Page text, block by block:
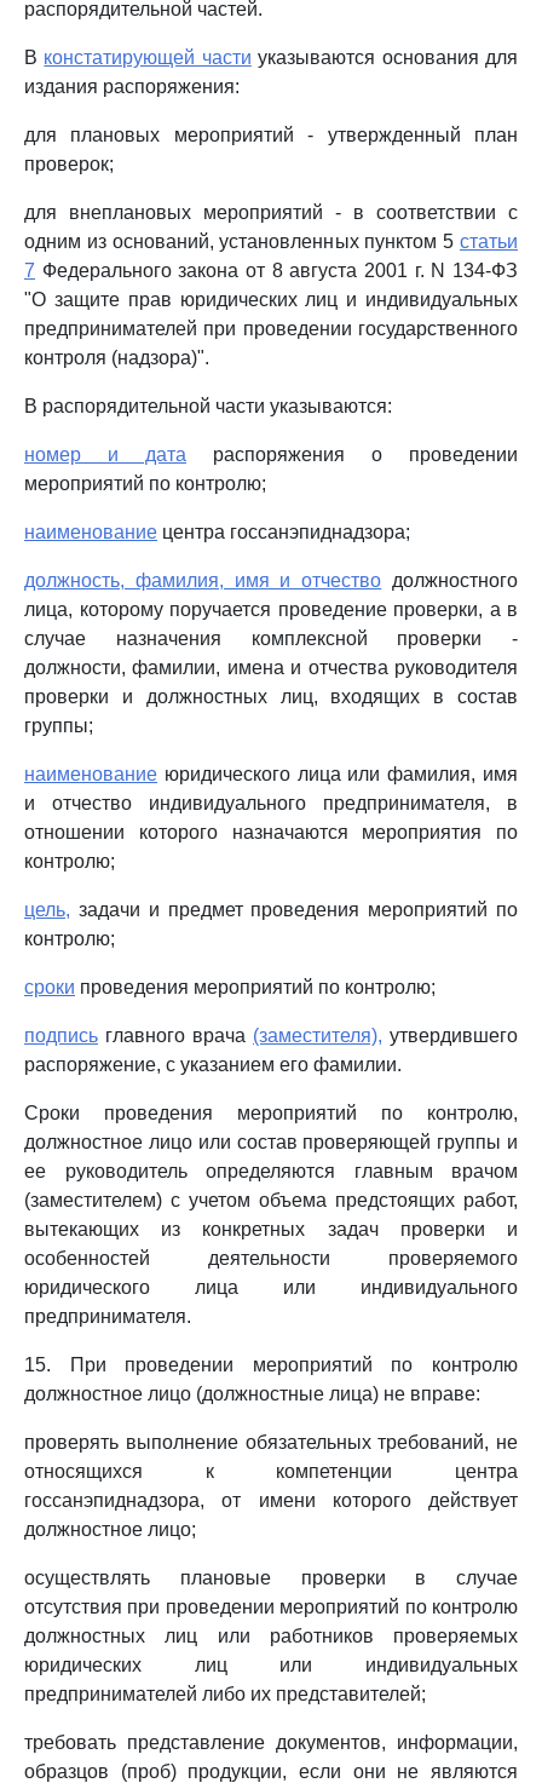
распорядительной частей.
В констатирующей части указываются основания для
издания распоряжения:
для плановых мероприятий - утвержденный план
проверок;
для внеплановых мероприятий - в соответствии с
одним из оснований, установленных пунктом 5 статьи
7 Федерального закона от 8 августа 2001 г. N 134-ФЗ
"О защите прав юридических лиц и индивидуальных
предпринимателей при проведении государственного
контроля (надзора)".
В распорядительной части указываются:
номер и дата распоряжения о проведении
мероприятий по контролю;
наименование центра госсанэпиднадзора;
должность, фамилия, имя и отчество должностного
лица, которому поручается проведение проверки, а в
случае назначения комплексной проверки -
должности, фамилии, имена и отчества руководителя
проверки и должностных лиц, входящих в состав
группы;
наименование юридического лица или фамилия, имя
и отчество индивидуального предпринимателя, в
отношении которого назначаются мероприятия по
контролю;
цель, задачи и предмет проведения мероприятий по
контролю;
сроки проведения мероприятий по контролю;
подпись главного врача (заместителя), утвердившего
распоряжение, с указанием его фамилии.
Сроки проведения мероприятий по контролю,
должностное лицо или состав проверяющей группы и
ее руководитель определяются главным врачом
(заместителем) с учетом объема предстоящих работ,
вытекающих из конкретных задач проверки и
особенностей деятельности проверяемого
юридического лица или индивидуального
предпринимателя.
15. При проведении мероприятий по контролю
должностное лицо (должностные лица) не вправе:
проверять выполнение обязательных требований, не
относящихся к компетенции центра
госсанэпиднадзора, от имени которого действует
должностное лицо;
осуществлять плановые проверки в случае
отсутствия при проведении мероприятий по контролю
должностных лиц или работников проверяемых
юридических лиц или индивидуальных
предпринимателей либо их представителей;
требовать представление документов, информации,
образцов (проб) продукции, если они не являются